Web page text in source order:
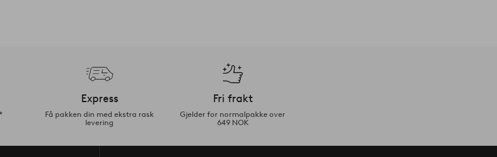
Express
Få pakken din med ekstra rask
levering
Fri frakt
Gjelder for normalpakke over
649 NOK